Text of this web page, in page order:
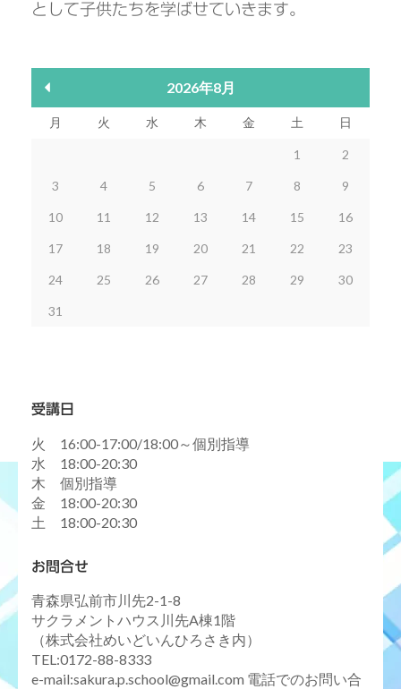
として子供たちを学ばせていきます。
2026年8月
月 火 水 木 金 土 日
1 2
3 4 5 6 7 8 9
10 11 12 13 14 15 16
17 18 19 20 21 22 23
24 25 26 27 28 29 30
31
受講日
火 16:00-17:00/18:00～個別指導
水 18:00-20:30
木 個別指導
金 18:00-20:30
土 18:00-20:30
お問合せ
青森県弘前市川先2-1-8
サクラメントハウス川先A棟1階
（株式会社めいどいんひろさき内）
TEL:0172-88-8333
e-mail:sakura.p.school@gmail.com 電話でのお問い合